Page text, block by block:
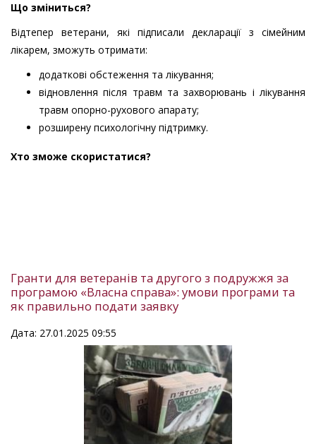
Що зміниться?
Відтепер ветерани, які підписали декларації з сімейним
лікарем, зможуть отримати:
додаткові обстеження та лікування;
відновлення після травм та захворювань і лікування
травм опорно-рухового апарату;
розширену психологічну підтримку.
Хто зможе скористатися?
Гранти для ветеранів та другого з подружжя за
програмою «Власна справа»: умови програми та
як правильно подати заявку
Дата: 27.01.2025 09:55